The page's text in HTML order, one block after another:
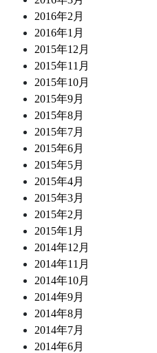
2016年2月
2016年1月
2015年12月
2015年11月
2015年10月
2015年9月
2015年8月
2015年7月
2015年6月
2015年5月
2015年4月
2015年3月
2015年2月
2015年1月
2014年12月
2014年11月
2014年10月
2014年9月
2014年8月
2014年7月
2014年6月